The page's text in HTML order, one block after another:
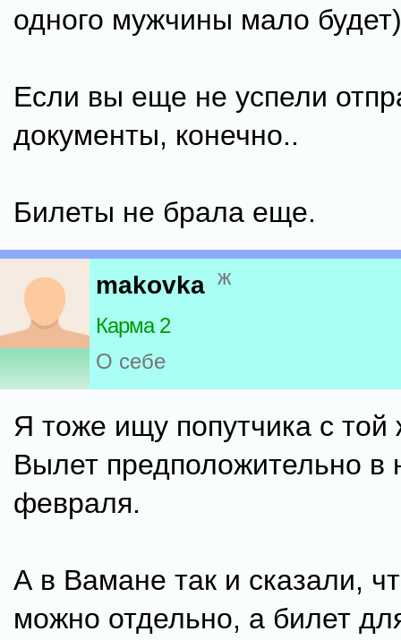
одного мужчины мало
Если вы еще не успели
документы, конечно..
Билеты не брала еще.
makovka ж
Карма 2
О себе
Я тоже ищу попутчика с
Вылет предположительно в
февраля.
А в Вамане так и сказали,
можно отдельно, а билет